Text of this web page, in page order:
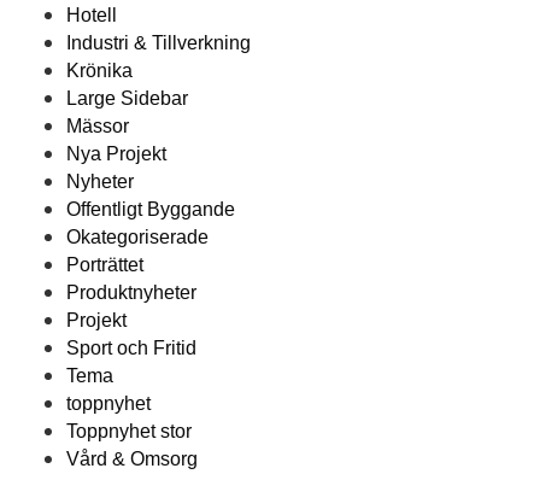
Hotell
Industri & Tillverkning
Krönika
Large Sidebar
Mässor
Nya Projekt
Nyheter
Offentligt Byggande
Okategoriserade
Porträttet
Produktnyheter
Projekt
Sport och Fritid
Tema
toppnyhet
Toppnyhet stor
Vård & Omsorg